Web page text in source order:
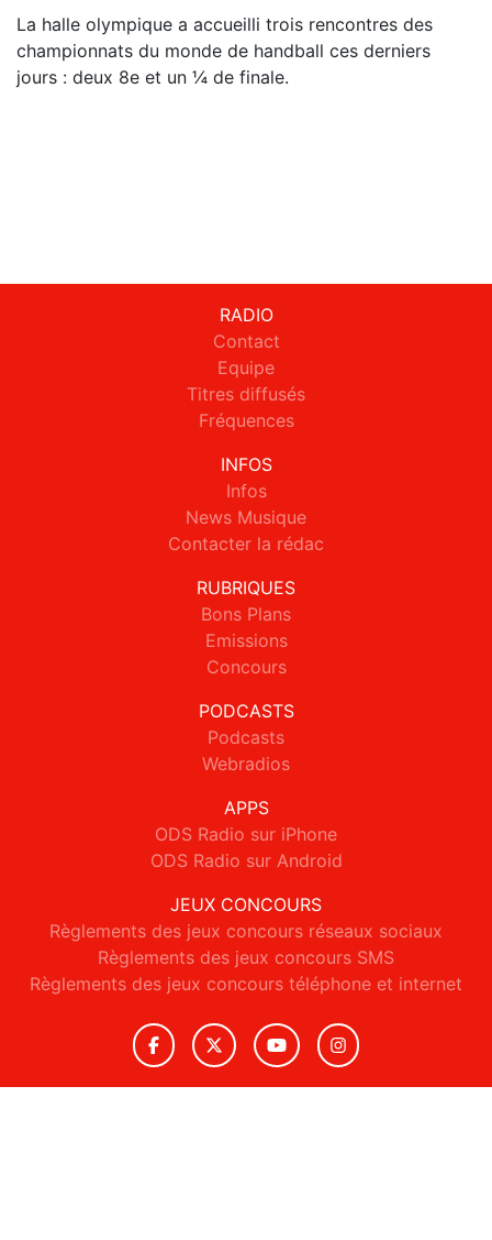
La halle olympique a accueilli trois rencontres des
championnats du monde de handball ces derniers
jours : deux 8e et un ¼ de finale.
RADIO
Contact
Equipe
Titres diffusés
Fréquences
INFOS
Infos
News Musique
Contacter la rédac
RUBRIQUES
Bons Plans
Emissions
Concours
PODCASTS
Podcasts
Webradios
APPS
ODS Radio sur iPhone
ODS Radio sur Android
JEUX CONCOURS
Règlements des jeux concours réseaux sociaux
Règlements des jeux concours SMS
Règlements des jeux concours téléphone et internet